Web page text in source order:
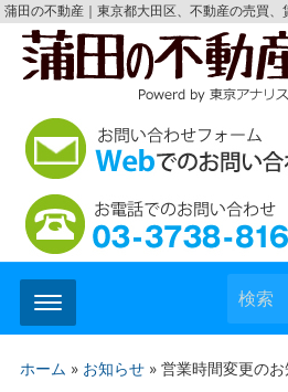
蒲田の不動産｜東京都大田区、不動産の売買、
検索
ホーム » お知らせ» 営業時間変更の